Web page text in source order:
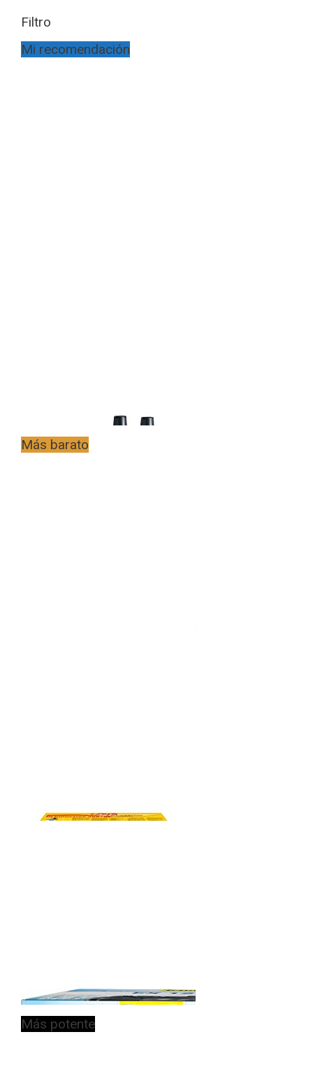
Filtro
Mi recomendación
Más barato
Más potente